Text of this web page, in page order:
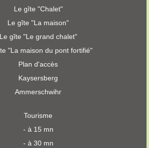
Le gîte "Chalet"
Le gîte "La maison"
Le gîte "Le grand chalet"
"La maison du pont fortifié"
Plan d'accès
Kaysersberg
Ammerschwihr
Tourisme
- à 15 mn
- à 30 mn